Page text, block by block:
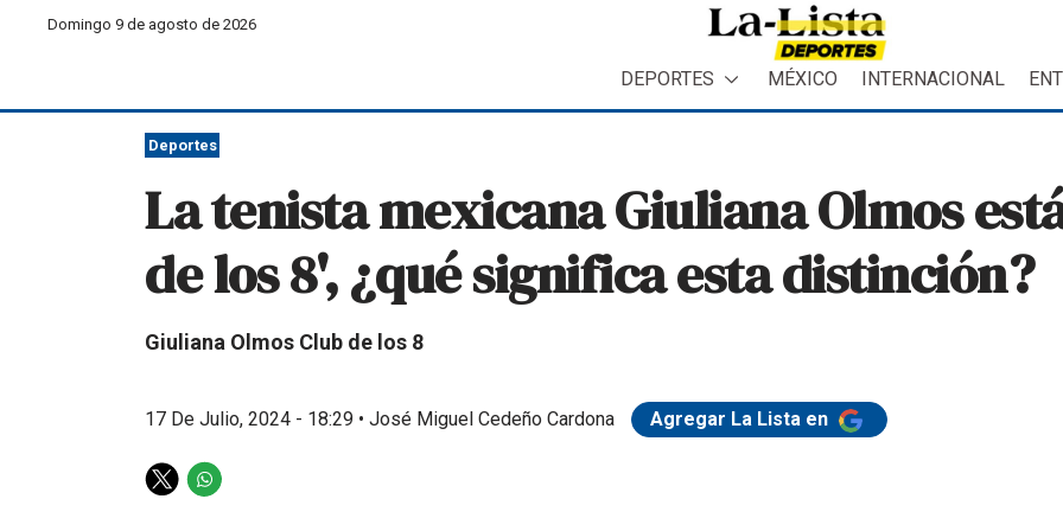
Domingo 9 de agosto de 2026
DEPORTES MÉXICO INTERNACIONAL
Deportes
La tenista mexicana Giuliana Olmos
de los 8', ¿qué significa esta distinción?
Giuliana Olmos Club de los 8
17 De Julio, 2024 - 18:29 • José Miguel Cedeño Cardona Agregar La Lista en
T
W